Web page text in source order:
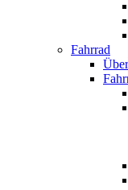
Fahrrad